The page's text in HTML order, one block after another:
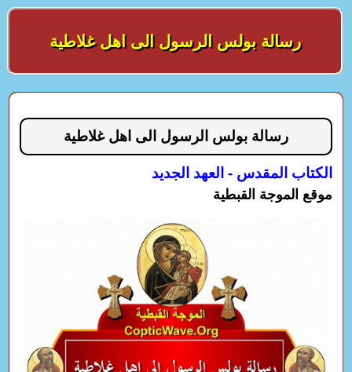
رسالة بولس الرسول الى اهل غلاطية
رسالة بولس الرسول الى اهل غلاطية
الكتاب المقدس - العهد الجديد
موقع الموجة القبطية